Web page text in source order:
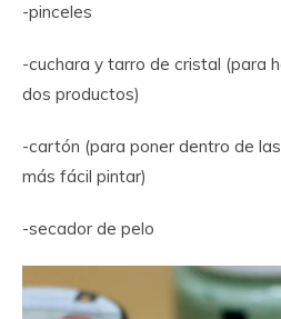
-pinceles
-cuchara y tarro de cristal (para
dos productos)
-cartón (para poner dentro de
más fácil pintar)
-secador de pelo